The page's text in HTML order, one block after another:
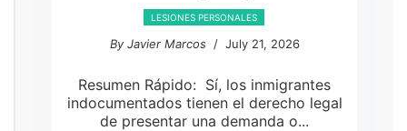
LESIONES PERSONALES
By Javier Marcos/ July 21, 2026
Resumen Rápido: Sí, los inmigrantes
indocumentados tienen el derecho legal
de presentar una demanda o...